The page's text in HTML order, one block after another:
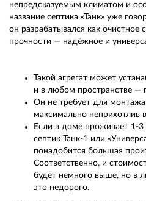
непредсказуемым климатом и
название септика «Танк» уже
он разрабатывался как
прочности — надёжное и
Такой агрегат может
и в любом пространстве —
Он не требует для
максимально неприхотлив
Если в доме проживает 1-
септик Танк-1 или
понадобится большая
Соответственно, и
будет немного выше, но в
это недорого.